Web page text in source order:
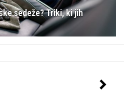
sedeže? Triki, ki jih